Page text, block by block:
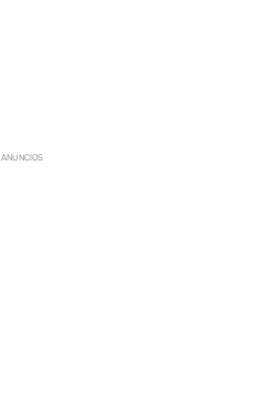
ANUNCIOS